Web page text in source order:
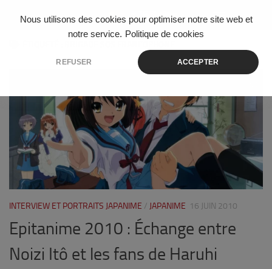
Nous utilisons des cookies pour optimiser notre site web et
notre service. Politique de cookies
REFUSER ACCEPTER
Skip to content
INTERVIEW ET PORTRAITS JAPANIME / JAPANIME 16 JUIN 2010
Epitanime 2010 : Échange entre
Noizi Itô et les fans de Haruhi